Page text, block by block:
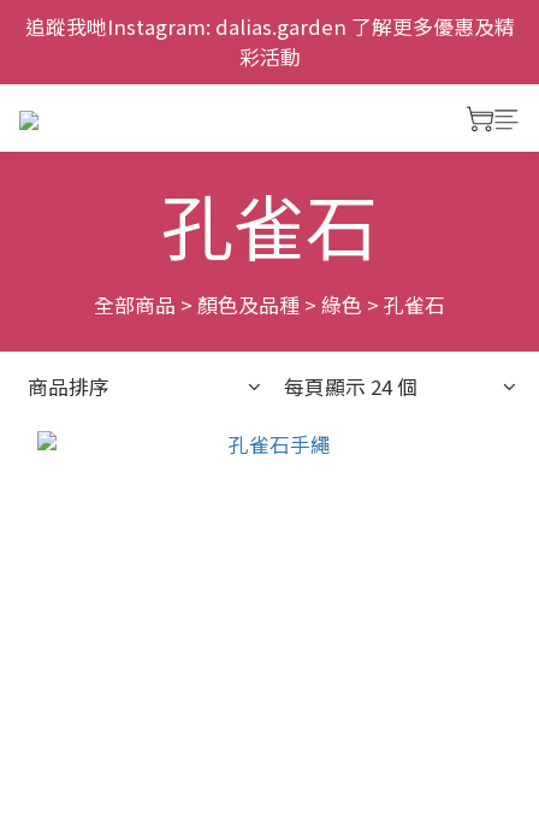
慶祝元朗新店開幕，網上首次購物九折兼免運費。
追蹤我哋Instagram: dalias.garden 了解更多優惠及精
彩活動
慶祝元朗新店開幕，網上首次購物九折兼免運費。
孔雀石
全部商品 > 顏色及品種 > 綠色 > 孔雀石
商品排序 每頁顯示 24 個